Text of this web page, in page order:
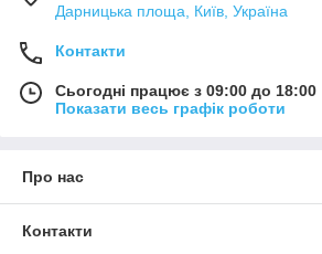
Дарницька площа, Київ, Україна
Контакти
Сьогодні працює з 09:00 до 18:00
Показати весь графік роботи
Про нас
Контакти